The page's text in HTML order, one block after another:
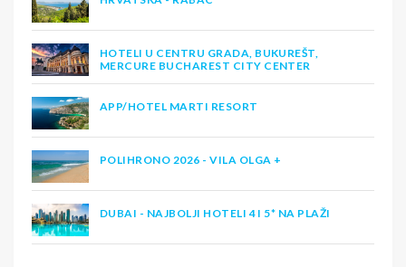
HOTELI U CENTRU GRADA, BUKUREŠT,
MERCURE BUCHAREST CITY CENTER
APP/HOTEL MARTI RESORT
POLIHRONO 2026 - VILA OLGA +
DUBAI - NAJBOLJI HOTELI 4 I 5* NA PLAŽI